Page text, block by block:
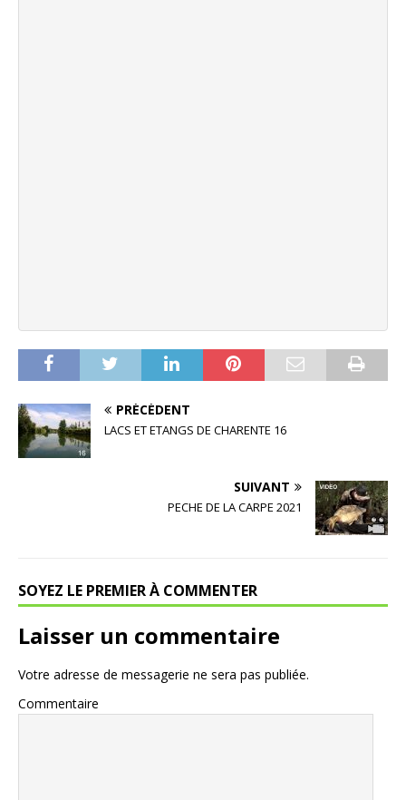
PRÉCÉDENT
LACS ET ETANGS DE CHARENTE 16
SUIVANT
PECHE DE LA CARPE 2021
SOYEZ LE PREMIER À COMMENTER
Laisser un commentaire
Votre adresse de messagerie ne sera pas publiée.
Commentaire